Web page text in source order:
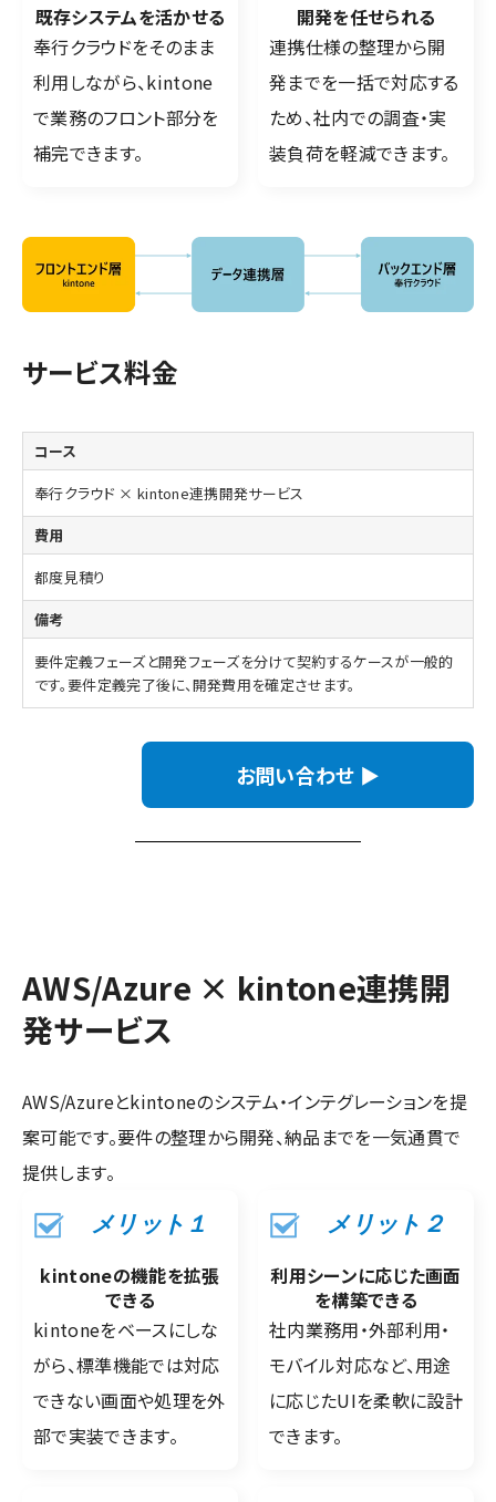
既存システムを活かせる
奉行クラウドをそのまま
利用しながら、kintone
で業務のフロント部分を
補完できます。
開発を任せられる
連携仕様の整理から開
発までを一括で対応する
ため、社内での調査・実
装負荷を軽減できます。
サービス料金
奉行クラウド × kintone連携開発サービス
都度見積り
要件定義フェーズと開発フェーズを分けて契約するケースが一般的
です。要件定義完了後に、開発費用を確定させます。
お問い合わせ ▶
AWS/Azure × kintone連携開
発サービス
AWS/Azureとkintoneのシステム・インテグレーションを提
案可能です。要件の整理から開発、納品までを一気通貫で
提供します。
メリット１
kintoneの機能を拡張
できる
kintoneをベースにしな
がら、標準機能では対応
できない画面や処理を外
部で実装できます。
メリット２
利用シーンに応じた画面
を構築できる
社内業務用・外部利用・
モバイル対応など、用途
に応じたUIを柔軟に設計
できます。